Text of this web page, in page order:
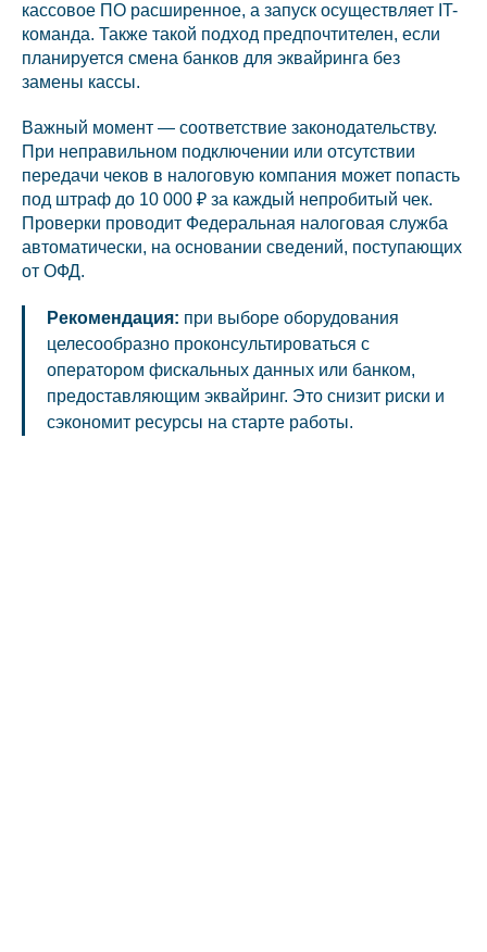
кассовое ПО расширенное, а запуск осуществляет IT-
команда. Также такой подход предпочтителен, если
планируется смена банков для эквайринга без
замены кассы.
Важный момент — соответствие законодательству.
При неправильном подключении или отсутствии
передачи чеков в налоговую компания может попасть
под штраф до 10 000 ₽ за каждый непробитый чек.
Проверки проводит Федеральная налоговая служба
автоматически, на основании сведений, поступающих
от ОФД.
Рекомендация: при выборе оборудования
целесообразно проконсультироваться с
оператором фискальных данных или банком,
предоставляющим эквайринг. Это снизит риски и
сэкономит ресурсы на старте работы.